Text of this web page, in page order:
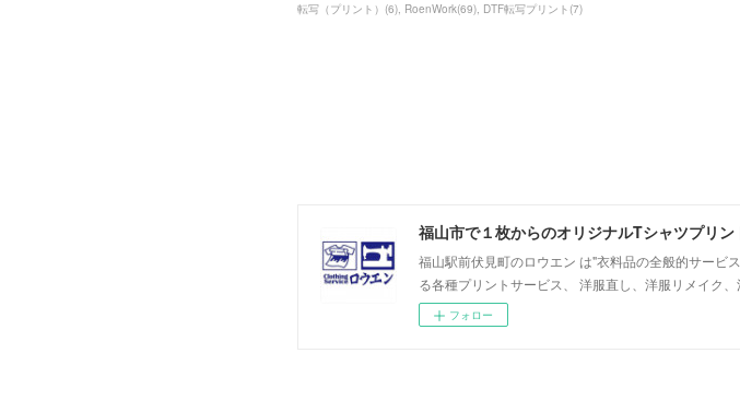
転写（プリント） (6) RoenWork(69) DTF転写プリント (7)
福山市で１枚からのオリジナルTシャツプリ
福山駅前伏見町のロウエン は"衣料品の全般的サービ
る各種プリントサービス、 洋服直し、洋服リメイク
フォロー